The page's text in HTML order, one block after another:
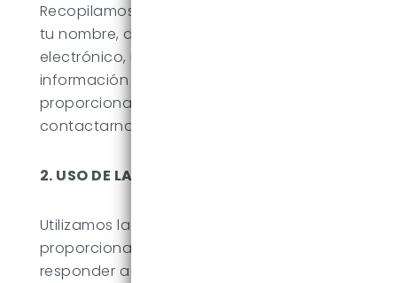
Recopilamos información personal como
tu nombre, dirección de correo
electrónico, número de teléfono y otra
información relevante cuando nos la
proporcionas voluntariamente al
contactarnos o utilizar nuestros servicios.
2. USO DE LA INFORMACIÓN
Utilizamos la información recopilada para
proporcionarte nuestros servicios,
responder a tus consultas, mejorar nuestro